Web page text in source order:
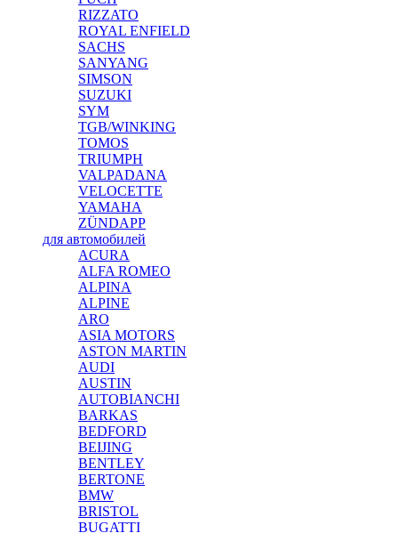
RIZZATO
ROYAL ENFIELD
SACHS
SANYANG
SIMSON
SUZUKI
SYM
TGB/WINKING
TOMOS
TRIUMPH
VALPADANA
VELOCETTE
YAMAHA
ZÜNDAPP
для автомобилей
ACURA
ALFA ROMEO
ALPINA
ALPINE
ARO
ASIA MOTORS
ASTON MARTIN
AUDI
AUSTIN
AUTOBIANCHI
BARKAS
BEDFORD
BEIJING
BENTLEY
BERTONE
BMW
BRISTOL
BUGATTI